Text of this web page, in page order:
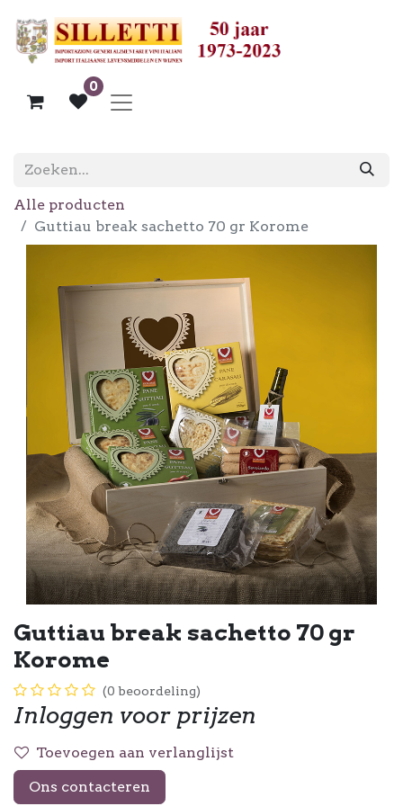
0
Alle producten
Guttiau break sachetto 70 gr Korome
Guttiau break sachetto 70 gr
Korome
(0 beoordeling)
Inloggen voor prijzen
Toevoegen aan verlanglijst
Ons contacteren